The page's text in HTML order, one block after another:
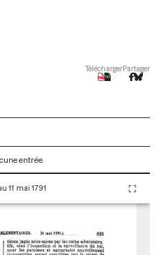
TéléchargerPartager
entrée.
11 mai 1791